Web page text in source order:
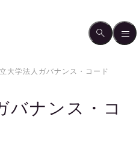
大学法人ガバナンス・コード
バナンス・コ